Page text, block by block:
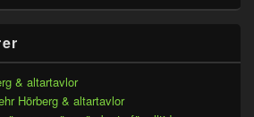
& altartavlor
Hörberg & altartavlor